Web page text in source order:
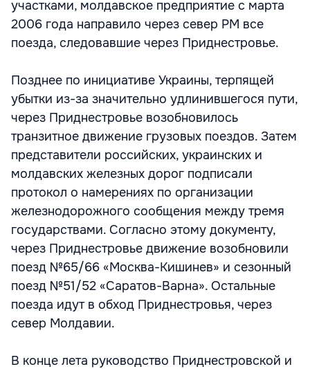
участками, молдавское предприятие с марта
2006 года направило через север РМ все
поезда, следовавшие через Приднестровье.
Позднее по инициативе Украины, терпящей
убытки из-за значительно удлинившегося пути,
через Приднестровье возобновилось
транзитное движение грузовых поездов. Затем
представители российских, украинских и
молдавских железных дорог подписали
протокол о намерениях по организации
железнодорожного сообщения между тремя
государствами. Согласно этому документу,
через Приднестровье движение возобновили
поезд №65/66 «Москва-Кишинев» и сезонный
поезд №51/52 «Саратов-Варна». Остальные
поезда идут в обход Приднестровья, через
север Молдавии.
В конце лета руководство Приднестровской и